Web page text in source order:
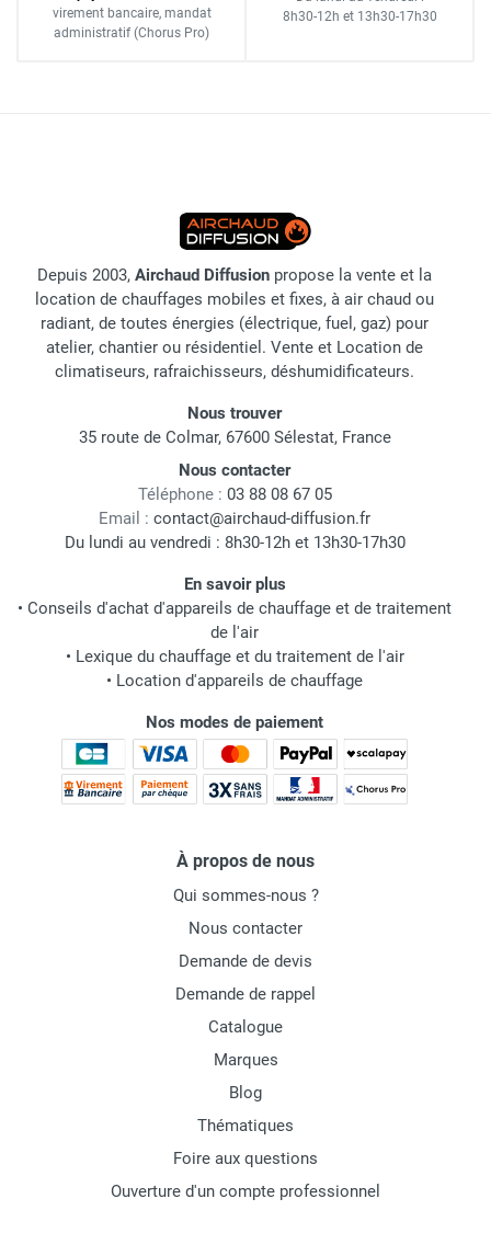
virement bancaire, mandat
administratif (Chorus Pro)
8h30-12h et 13h30-17h30
Depuis 2003, Airchaud Diffusion propose la vente et la
location de chauffages mobiles et fixes, à air chaud ou
radiant, de toutes énergies (électrique, fuel, gaz) pour
atelier, chantier ou résidentiel. Vente et Location de
climatiseurs, rafraichisseurs, déshumidificateurs.
Nous trouver
35 route de Colmar, 67600 Sélestat, France
Nous contacter
Téléphone : 03 88 08 67 05
Email : contact@airchaud-diffusion.fr
Du lundi au vendredi : 8h30-12h et 13h30-17h30
En savoir plus
• Conseils d'achat d'appareils de chauffage et de traitement
de l'air
• Lexique du chauffage et du traitement de l'air
• Location d'appareils de chauffage
Nos modes de paiement
À propos de nous
Qui sommes-nous ?
Nous contacter
Demande de devis
Demande de rappel
Catalogue
Marques
Blog
Thématiques
Foire aux questions
Ouverture d'un compte professionnel